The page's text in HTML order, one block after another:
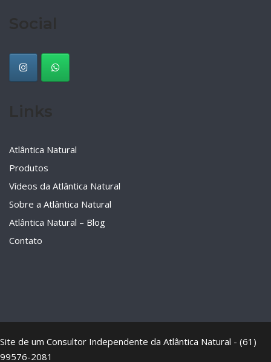
Atlântica Natural
Produtos
Vídeos da Atlântica Natural
Sobre a Atlântica Natural
Atlântica Natural – Blog
Contato
Site de um Consultor Independente da Atlântica Natural - (61)
99576-2081